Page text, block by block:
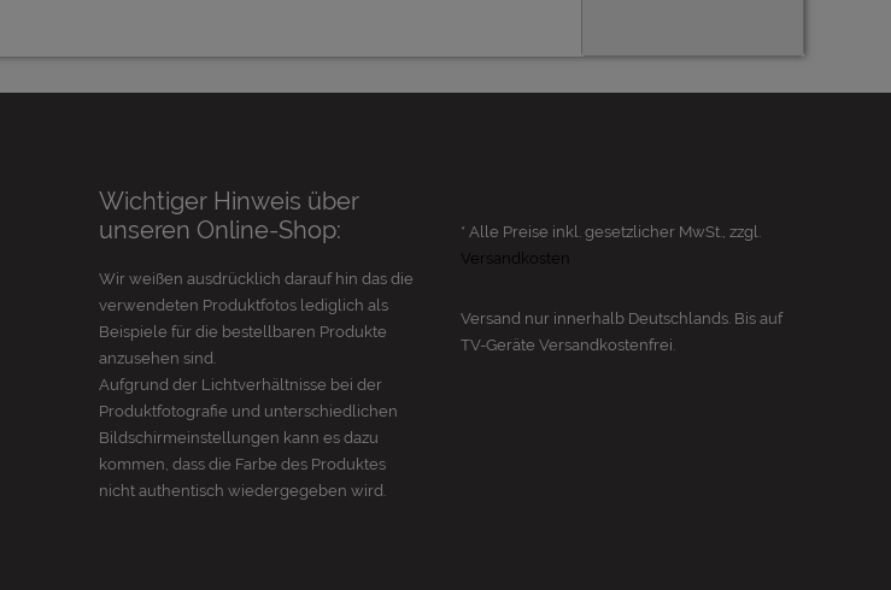
Wichtiger Hinweis über
unseren Online-Shop:
Wir weißen ausdrücklich darauf hin das die
verwendeten Produktfotos lediglich als
Beispiele für die bestellbaren Produkte
anzusehen sind.
Aufgrund der Lichtverhältnisse bei der
Produktfotografie und unterschiedlichen
Bildschirmeinstellungen kann es dazu
kommen, dass die Farbe des Produktes
nicht authentisch wiedergegeben wird.
* Alle Preise inkl. gesetzlicher MwSt., zzgl.
Versandkosten
Versand nur innerhalb Deutschlands. Bis auf
TV-Geräte Versandkostenfrei.